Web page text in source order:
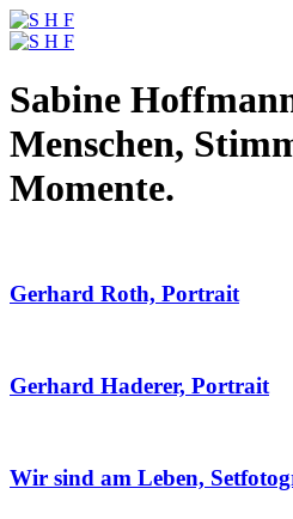
Sabine
Menschen,
Momente.
Gerhard Roth, Portrait
Gerhard Haderer, Portrait
Wir sind am Leben,